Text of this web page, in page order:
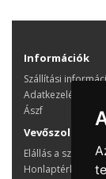
Információk
Szállítási
Adatkezelés
Ászf
Vevőszolgálat
Elállás a
Honlaptérkép